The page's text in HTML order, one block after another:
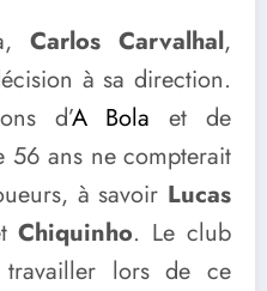
Carlos Carvalhal,
à sa direction.
d’A Bola et de
56 ans ne compterait
à savoir Lucas
Chiquinho. Le club
lors de ce